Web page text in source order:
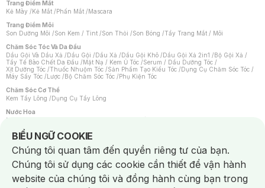
Trang Điểm Mắt
Kẻ Mày /Kẻ Mắt /Phấn Mắt /Mascara
Trang Điểm Môi
Son Dưỡng Môi /Son Kem / Tint /Son Thỏi /Son Bóng /Tẩy Trang Mắt / Môi
Chăm Sóc Tóc Và Da Đầu
Dầu Gội Và Dầu Xả /Dầu Gội /Dầu Xả /Dầu Gội Khô /Dầu Gội Xả 2in1 /Bộ Gội Xả /
Tẩy Tế Bào Chết Da Đầu /Mặt Nạ / Kem Ủ Tóc /Serum / Dầu Dưỡng Tóc /
Xịt Dưỡng Tóc /Thuốc Nhuộm Tóc /Sản Phẩm Tạo Kiểu Tóc /Dụng Cụ Chăm Sóc Tóc /
Máy Sấy Tóc /Lược /Bộ Chăm Sóc Tóc /Phụ Kiện Tóc
Chăm Sóc Cơ Thể
Kem Tẩy Lông /Dụng Cụ Tẩy Lông
Nước Hoa
Nước Hoa Nữ
Chăm Sóc Cá Nhân
Chống Muỗi /Khẩu Trang /Máy Massage/Mặt Nạ Xông Hơi /Nước Rửa Tay/
Sản Phẩm Chăm Sóc Khác /Bàn Chải Đánh Răng /Bàn Chải Điện/
Hỗ Trợ Trắng Răng/Kem Đánh Răng /Máy Tăm Nước/ Nước Súc Miệng/
Tăm / Chỉ Nha Khoa/ Xịt Thơm Miệng / Dung Dịch Vệ Sinh/Dưỡng Vùng Kín/
Khăn Ướt Vệ Sinh Vùng Kín/Băng Vệ Sinh/Tampon/Bọt Cạo Râu /Dao Cạo Râu/
Máy Cạo Râu
BIỂU NGỮ COOKIE
Notice about cookies usage
Chúng tôi quan tâm đến quyền riêng tư của bạn.
Chúng tôi sử dụng các cookie cần thiết để vận hành
website của chúng tôi và đồng hành cùng bạn trong